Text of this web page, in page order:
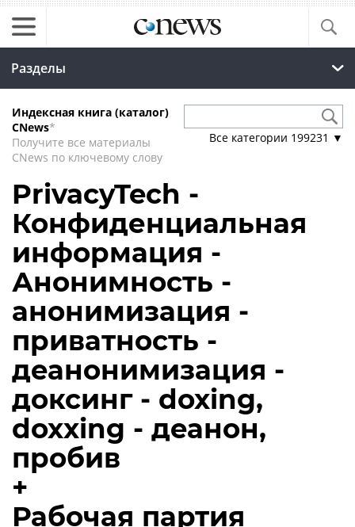
Разделы
Индексная книга (каталог)
CNews*
Получите все материалы
CNews по ключевому слову
Все категории 199231 ▼
PrivacyTech -
Конфиденциальная
информация -
Анонимность -
анонимизация -
приватность -
деанонимизация -
доксинг - doxing,
doxxing - деанон,
пробив
+
Рабочая партия